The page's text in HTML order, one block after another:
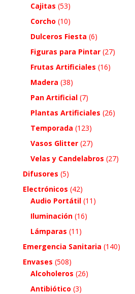
Cajitas (53)
Corcho (10)
Dulceros Fiesta (6)
Figuras para Pintar (27)
Frutas Artificiales (16)
Madera (38)
Pan Artificial (7)
Plantas Artificiales (26)
Temporada (123)
Vasos Glitter (27)
Velas y Candelabros (27)
Difusores (5)
Electrónicos (42)
Audio Portátil (11)
Iluminación (16)
Lámparas (11)
Emergencia Sanitaria (140)
Envases (508)
Alcoholeros (26)
Antibiótico (3)